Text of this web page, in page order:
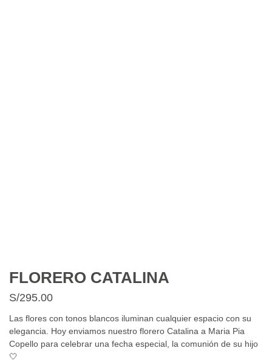
FLORERO CATALINA
S/295.00
Las flores con tonos blancos iluminan cualquier espacio con su
elegancia. Hoy enviamos nuestro florero Catalina a Maria Pia
Copello para celebrar una fecha especial, la comunión de su hijo
🤍